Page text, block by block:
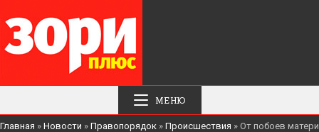
МЕНЮ
Главная » Новости » Правопорядок » Происшествия » От побоев